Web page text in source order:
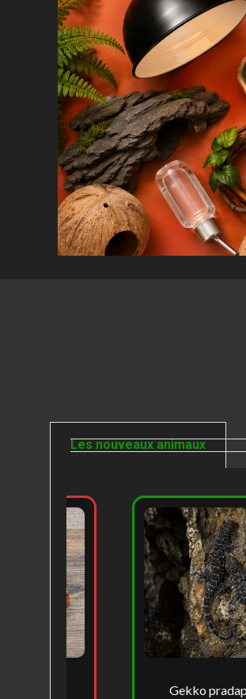
Les nouveaux animaux
Gekko pradapdoa